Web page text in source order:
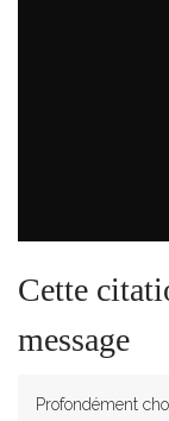
Cette
message
Profondément